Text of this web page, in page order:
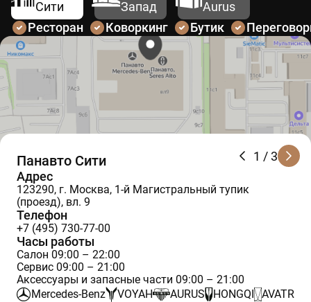
Сити
Запад
Aurus
Ресторан
Коворкинг Бутик
1 / 3
Панавто Сити
Адрес
123290, г. Москва, 1-й Магистральный тупик
(проезд), вл. 9
Телефон
+7 (495) 730-77-00
Часы работы
Салон 09:00 – 22:00
Сервис 09:00 – 21:00
Аксессуары и запасные части 09:00 – 21:00
Mercedes-Benz
VOYAH AURUS HONGQI
AVATR